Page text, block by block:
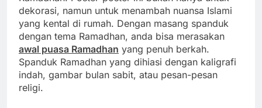
dekorasi, namun untuk menambah nuansa Islami
yang kental di rumah. Dengan masang spanduk
dengan tema Ramadhan, anda bisa merasakan
awal puasa Ramadhan yang penuh berkah.
Spanduk Ramadhan yang dihiasi dengan kaligrafi
indah, gambar bulan sabit, atau pesan-pesan
religi.